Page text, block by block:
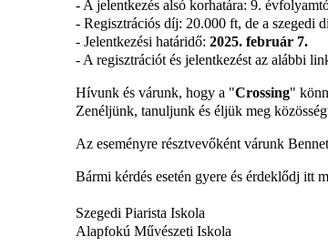
- A jelentkezés alsó korhatára: 9.
- Regisztrációs díj: 20.000 ft, de a szegedi
- Jelentkezési határidő: 2025. február 7.
- A regisztrációt és jelentkezést az alábbi
Hívunk és várunk, hogy a "Crossing"
Zenéljünk, tanuljunk és éljük meg
Az eseményre résztvevőként várunk
Bármi kérdés esetén gyere és érdeklődj itt
Szegedi Piarista Iskola
Alapfokú Művészeti Iskola